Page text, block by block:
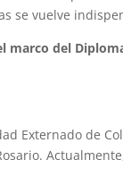
se vuelve
marco del
Externado de